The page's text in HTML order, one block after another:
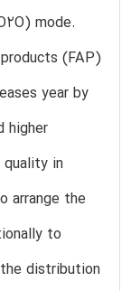
mode.
(FAP)
year by
higher
quality in
arrange the
to
distribution